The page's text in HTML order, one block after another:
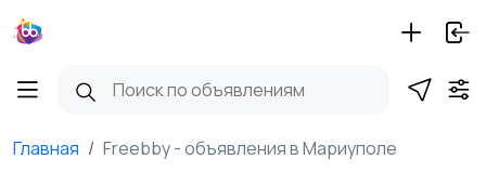
Главная Freebby - объявления в Мариуполе